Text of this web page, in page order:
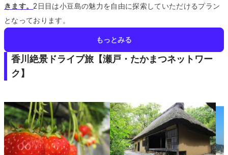
きます。 2日目は小豆島の魅力を自由に探索していただけるプラン
となっております。
もっとみる
香川絶景ドライブ旅【瀬戸・たかまつネットワー
ク】